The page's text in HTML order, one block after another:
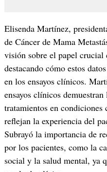
Elisenda Martínez,
de Cáncer de Mama
visión sobre el papel crucial
destacando cómo estos
en los ensayos clínicos.
ensayos clínicos
tratamientos en condiciones
reflejan la experiencia del
Subrayó la importancia de
por los pacientes, como la
social y la salud mental, ya